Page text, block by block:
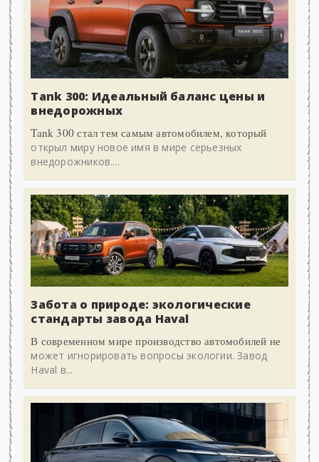
Tank 300: Идеальный баланс цены и
внедорожных
Tank 300 стал тем самым автомобилем, который
открыл миру новое имя в мире серьезных
внедорожников....
Забота о природе: экологические
стандарты завода Haval
В современном мире производство автомобилей не
может игнорировать вопросы экологии. Завод
Haval в...